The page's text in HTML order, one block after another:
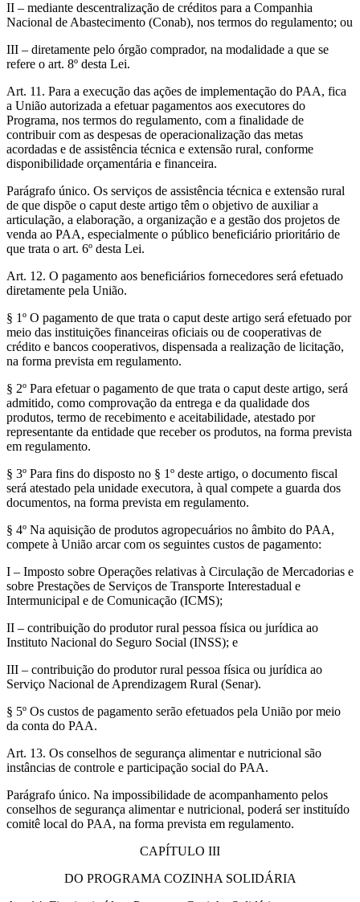
II – mediante descentralização de créditos para a Companhia
Nacional de Abastecimento (Conab), nos termos do regulamento; ou
III – diretamente pelo órgão comprador, na modalidade a que se
refere o art. 8º desta Lei.
Art. 11. Para a execução das ações de implementação do PAA, fica
a União autorizada a efetuar pagamentos aos executores do
Programa, nos termos do regulamento, com a finalidade de
contribuir com as despesas de operacionalização das metas
acordadas e de assistência técnica e extensão rural, conforme
disponibilidade orçamentária e financeira.
Parágrafo único. Os serviços de assistência técnica e extensão rural
de que dispõe o caput deste artigo têm o objetivo de auxiliar a
articulação, a elaboração, a organização e a gestão dos projetos de
venda ao PAA, especialmente o público beneficiário prioritário de
que trata o art. 6º desta Lei.
Art. 12. O pagamento aos beneficiários fornecedores será efetuado
diretamente pela União.
§ 1º O pagamento de que trata o caput deste artigo será efetuado por
meio das instituições financeiras oficiais ou de cooperativas de
crédito e bancos cooperativos, dispensada a realização de licitação,
na forma prevista em regulamento.
§ 2º Para efetuar o pagamento de que trata o caput deste artigo, será
admitido, como comprovação da entrega e da qualidade dos
produtos, termo de recebimento e aceitabilidade, atestado por
representante da entidade que receber os produtos, na forma prevista
em regulamento.
§ 3º Para fins do disposto no § 1º deste artigo, o documento fiscal
será atestado pela unidade executora, à qual compete a guarda dos
documentos, na forma prevista em regulamento.
§ 4º Na aquisição de produtos agropecuários no âmbito do PAA,
compete à União arcar com os seguintes custos de pagamento:
I – Imposto sobre Operações relativas à Circulação de Mercadorias e
sobre Prestações de Serviços de Transporte Interestadual e
Intermunicipal e de Comunicação (ICMS);
II – contribuição do produtor rural pessoa física ou jurídica ao
Instituto Nacional do Seguro Social (INSS); e
III – contribuição do produtor rural pessoa física ou jurídica ao
Serviço Nacional de Aprendizagem Rural (Senar).
§ 5º Os custos de pagamento serão efetuados pela União por meio
da conta do PAA.
Art. 13. Os conselhos de segurança alimentar e nutricional são
instâncias de controle e participação social do PAA.
Parágrafo único. Na impossibilidade de acompanhamento pelos
conselhos de segurança alimentar e nutricional, poderá ser instituído
comitê local do PAA, na forma prevista em regulamento.
CAPÍTULO III
DO PROGRAMA COZINHA SOLIDÁRIA